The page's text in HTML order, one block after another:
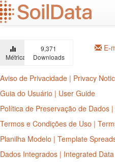
Ir
para
o
principal
Métricas
9,371
Downloads
E-
Aviso de Privacidade | Privacy
Guia do Usuário | User Guide
Política de Preservação de Dados
Termos e Condições de Uso |
Planilha Modelo | Template
Dados Integrados | Integrated Data